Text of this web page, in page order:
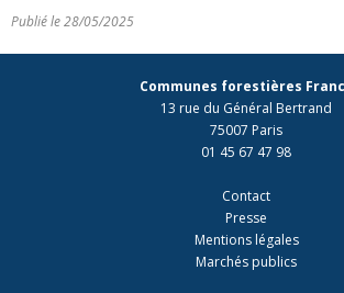
Publié le 28/05/2025
Communes forestières
13 rue du Général Bertrand
75007 Paris
01 45 67 47 98
Contact
Presse
Mentions légales
Marchés publics